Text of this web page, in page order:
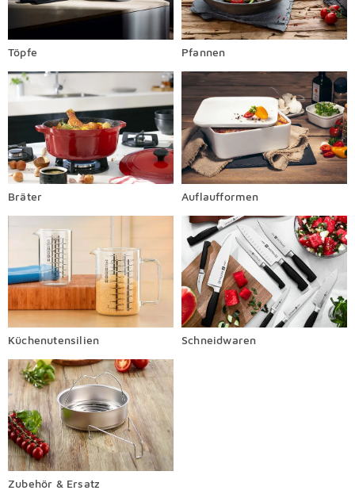
Töpfe Pfannen
Bräter Auflaufformen
Küchenutensilien Schneidwaren
Zubehör & Ersatz